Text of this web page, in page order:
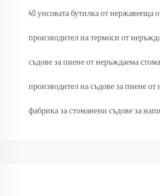
40 унсовата бутилка от нержавееща
производител на термоси от
съдове за пиене от неръждаема
производител на съдове за пиене
фабрика за стоманени съдове за